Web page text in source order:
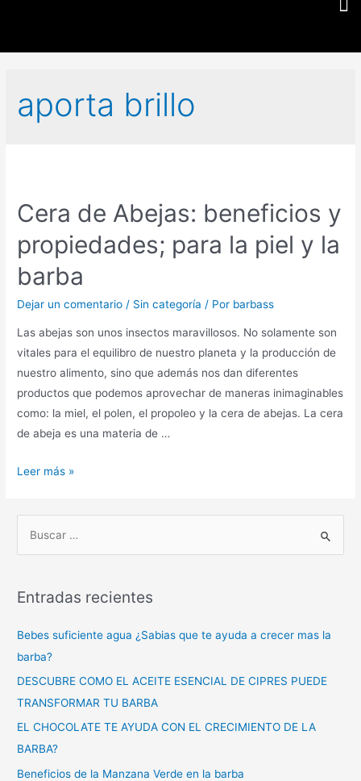
aporta brillo
Cera de Abejas: beneficios y
propiedades; para la piel y la
barba
Dejar un comentario / Sin categoría / Por barbass
Las abejas son unos insectos maravillosos. No solamente son
vitales para el equilibro de nuestro planeta y la producción de
nuestro alimento, sino que además nos dan diferentes
productos que podemos aprovechar de maneras inimaginables
como: la miel, el polen, el propoleo y la cera de abejas. La cera
de abeja es una materia de …
Leer más »
Entradas recientes
Bebes suficiente agua ¿Sabias que te ayuda a crecer mas la
barba?
DESCUBRE COMO EL ACEITE ESENCIAL DE CIPRES PUEDE
TRANSFORMAR TU BARBA
EL CHOCOLATE TE AYUDA CON EL CRECIMIENTO DE LA
BARBA?
Beneficios de la Manzana Verde en la barba